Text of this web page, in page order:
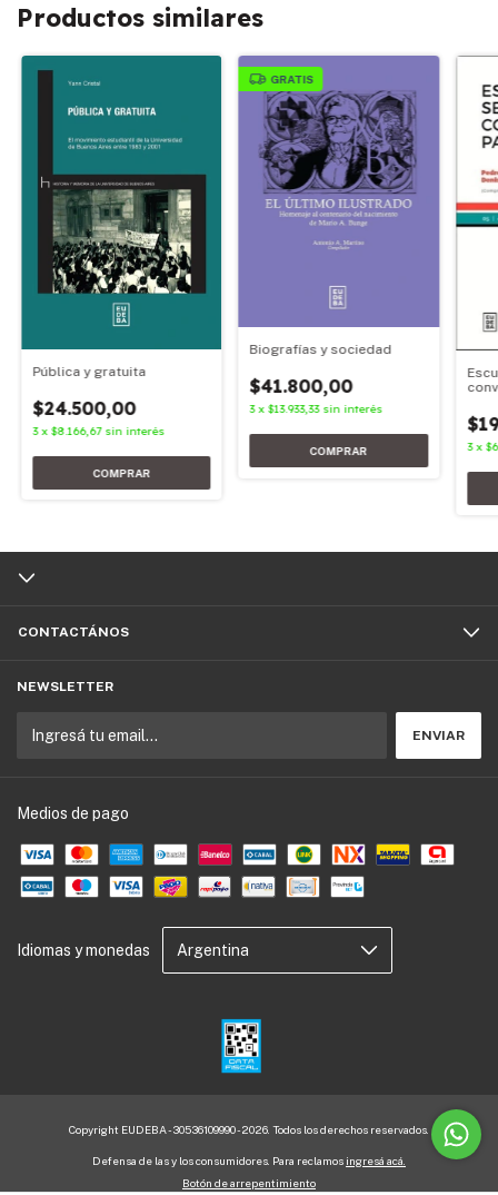
Productos similares
Pública y gratuita
$24.500,00
3 x $8.166,67 sin interés
GRATIS
Biografías y sociedad
$41.800,00
3 x$13.933,33 sin interés
3 x
CONTACTÁNOS
NEWSLETTER
Medios de pago
Idiomas y monedas
Copyright EUDEBA - 30536109990 - 2026. Todos los derechos reservados.
Defensa de las y los consumidores. Para reclamos ingresá acá.
Botón de arrepentimiento